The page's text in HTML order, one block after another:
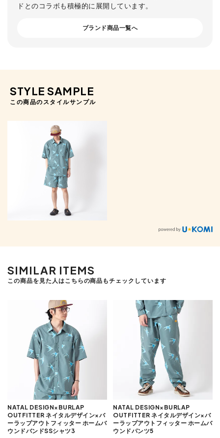
ドとのコラボも積極的に展開しています。
ブランド商品一覧へ
STYLE SAMPLE
この商品のスタイルサンプル
SIMILAR ITEMS
この商品を見た人はこちらの商品もチェックしています
NATAL DESIGN×BURLAP
OUTFITTER ネイタルデザイン×バ
ーラップアウトフィッター ホームバ
ウンドバンドSSシャツ3
NATAL DESIGN×BURLAP
OUTFITTER ネイタルデザイン×バ
ーラップアウトフィッター ホームバ
ウンドパンツ5